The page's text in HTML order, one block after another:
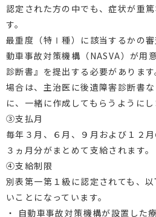
認定された方の中でも、症状が重
す。
最重度（特Ⅰ種）に該当するかの
動車事故対策機構（NASVA）が用
診断書』を提出する必要がありま
場合は、主治医に後遺障害診断書
に、一緒に作成してもらうようにし
③支払月
毎年３月、６月、９月および１２
３ヵ月分がまとめて支給されます。
④支給制限
別表第一第１級に認定されても、
いことになっています。
・
自動車事故対策機構が設置した